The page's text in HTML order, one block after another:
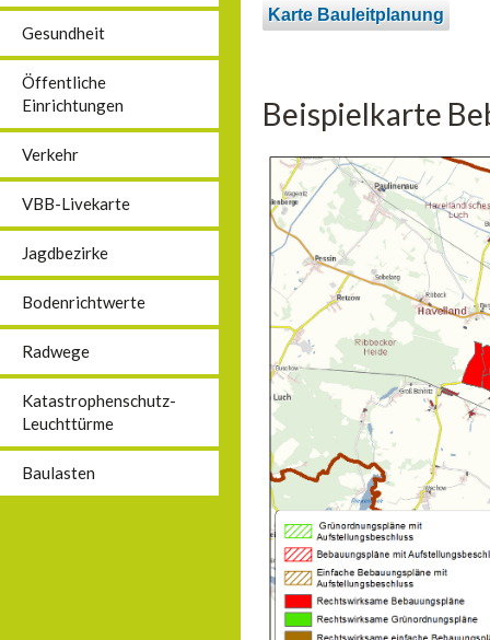
Gesundheit
Öffentliche
Einrichtungen
Verkehr
VBB-Livekarte
Jagdbezirke
Bodenrichtwerte
Radwege
Katastrophenschutz-
Leuchttürme
Baulasten
Karte Bauleitplanung
Beispielkarte